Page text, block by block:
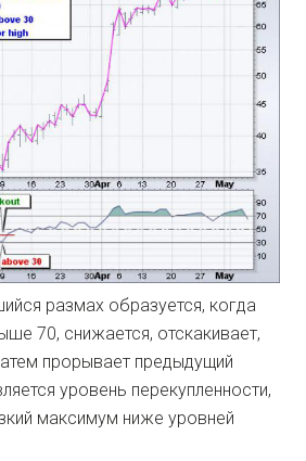
размах образуется, когда
70, снижается, отскакивает,
прорывает предыдущий
уровень перекупленности,
максимум ниже уровней